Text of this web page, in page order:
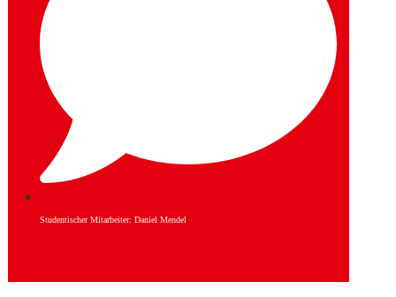
Studentischer Mitarbeiter: Daniel Mendel